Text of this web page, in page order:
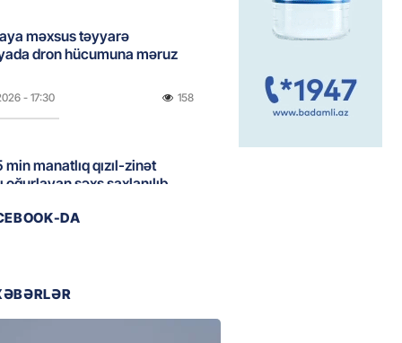
məxsus təyyarə
dron hücumuna məruz
- 17:30 158
min manatlıq qızıl-zinət
oğurlayan şəxs saxlanılıb
- 17:00
DA